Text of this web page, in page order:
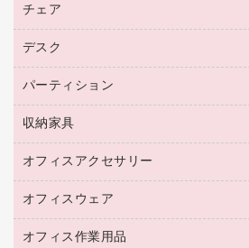
コピートナー
インクカートリッジ
ハガキ用紙
その他コピー用紙・プリンタ用紙
コピー用紙
パソコンバッグ／収納用品
ネットワーク／ＬＡＮ機器
ネットワーク／ＬＡＮアクセサリー
セキュリティ用品
ＵＳＢハブ／ＵＳＢアクセサリー
ＯＡフィルター
プロジェクタ
ファクシミリ
デジタルカメラ
スキャナー
コピー機
ＣＤ－ＲＷ
ＣＤ－Ｒ
メディア収納用品
プリンタ
チェア
応接イス・ベンチ
オフィスチェア
デスク
ミーティングテーブル
デスク
カウンター
パーティション
ホワイトボード・黒板
収納家具
保管庫・書庫
ロッカー・下駄箱
オフィスアクセサリー
オフィスアクセサリー
オフィスウェア
医療・介護・ワーキングウェア
オフィス作業用品